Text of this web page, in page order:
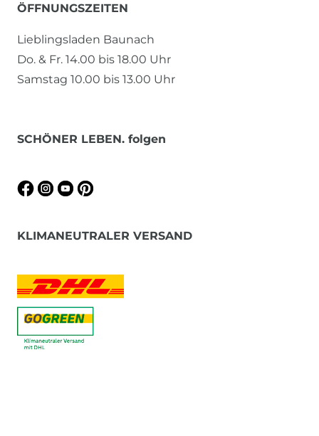
ÖFFNUNGSZEITEN
Lieblingsladen Baunach
Do. & Fr. 14.00 bis 18.00 Uhr
Samstag 10.00 bis 13.00 Uhr
SCHÖNER LEBEN. folgen
KLIMANEUTRALER VERSAND